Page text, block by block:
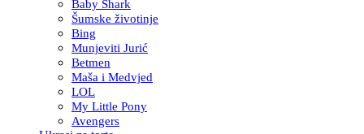
Baby Shark
Šumske životinje
Bing
Munjeviti Jurić
Betmen
Maša i Medvjed
LOL
My Little Pony
Avengers